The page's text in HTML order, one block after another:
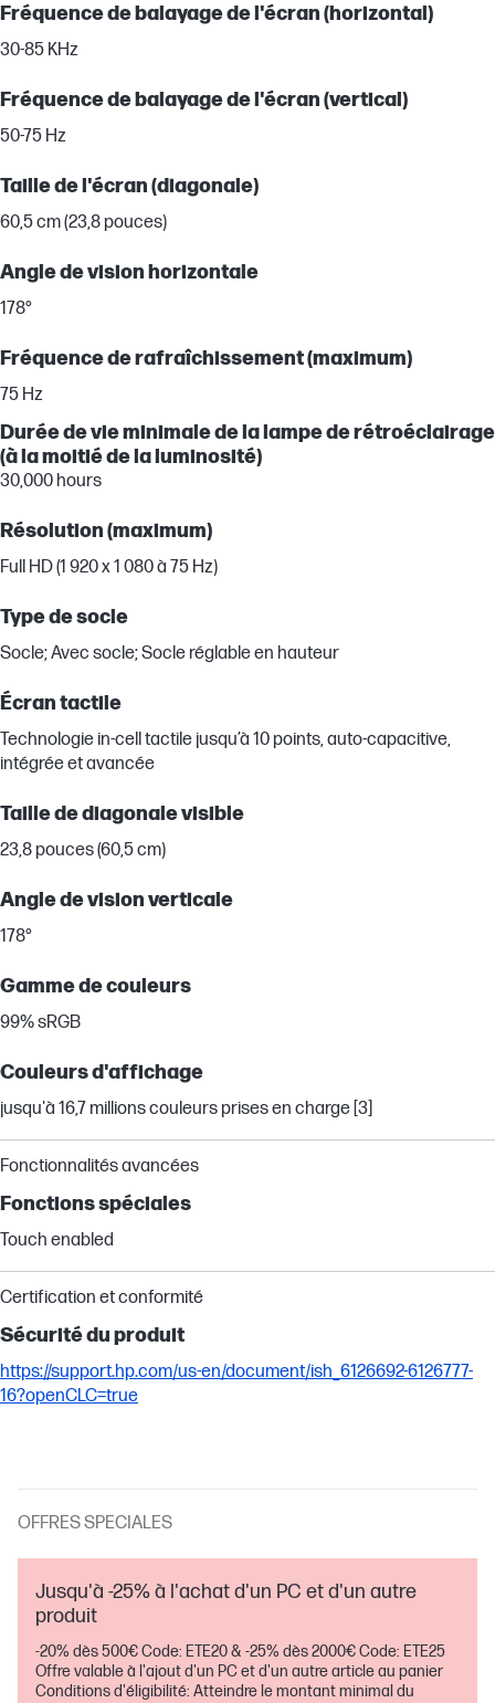
Fréquence de balayage de l'écran (horizontal)
30-85 KHz
Fréquence de balayage de l'écran (vertical)
50-75 Hz
Taille de l'écran (diagonale)
60,5 cm (23,8 pouces)
Angle de vision horizontale
178°
Fréquence de rafraîchissement (maximum)
75 Hz
Durée de vie minimale de la lampe de rétroéclairage
(à la moitié de la luminosité)
30,000 hours
Résolution (maximum)
Full HD (1 920 x 1 080 à 75 Hz)
Type de socle
Socle; Avec socle; Socle réglable en hauteur
Écran tactile
Technologie in-cell tactile jusqu’à 10 points, auto-capacitive,
intégrée et avancée
Taille de diagonale visible
23,8 pouces (60,5 cm)
Angle de vision verticale
178°
Gamme de couleurs
99% sRGB
Couleurs d'affichage
jusqu'à 16,7 millions couleurs prises en charge [3]
Fonctionnalités avancées
Fonctions spéciales
Touch enabled
Certification et conformité
Sécurité du produit
https://support.hp.com/us-en/document/ish_6126692-6126777-
16?openCLC=true
OFFRES SPECIALES
Jusqu'à -25% à l'achat d'un PC et d'un autre
produit
-20% dès 500€ Code: ETE20 & -25% dès 2000€ Code: ETE25
Offre valable à l'ajout d'un PC et d'un autre article au panier
Conditions d'éligibilité: Atteindre le montant minimal du